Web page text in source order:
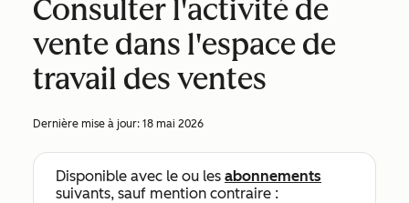
Consulter l'activité de
vente dans l'espace de
travail des ventes
Dernière mise à jour: 18 mai 2026
Disponible avec le ou les abonnements
suivants, sauf mention contraire :